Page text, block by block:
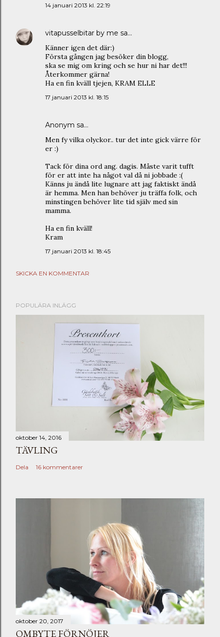
14 januari 2013 kl. 22:19
vitapusselbitar by me sa…
Känner igen det där:)
Första gången jag besöker din blogg,
ska se mig om kring och se hur ni har det!!!
Återkommer gärna!
Ha en fin kväll tjejen, KRAM ELLE
17 januari 2013 kl. 18:15
Anonym sa…
Men fy vilka olyckor.. tur det inte gick värre för
er :)
Tack för dina ord ang. dagis. Måste varit tufft
för er att inte ha något val då ni jobbade :(
Känns ju ändå lite lugnare att jag faktiskt ändå
är hemma. Men han behöver ju träffa folk, och
minstingen behöver lite tid själv med sin
mamma.
Ha en fin kväll!
Kram
17 januari 2013 kl. 18:45
SKICKA EN KOMMENTAR
POPULÄRA INLÄGG
oktober 14, 2016
TÄVLING
Dela 16 kommentarer
oktober 20, 2017
OMBYTE FÖRNÖJER